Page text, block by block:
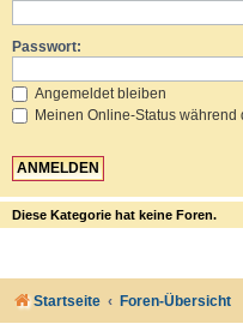
Passwort:
Angemeldet bleiben
Meinen Online-Status
Diese Kategorie hat keine Foren.
Startseite Foren-Übersicht